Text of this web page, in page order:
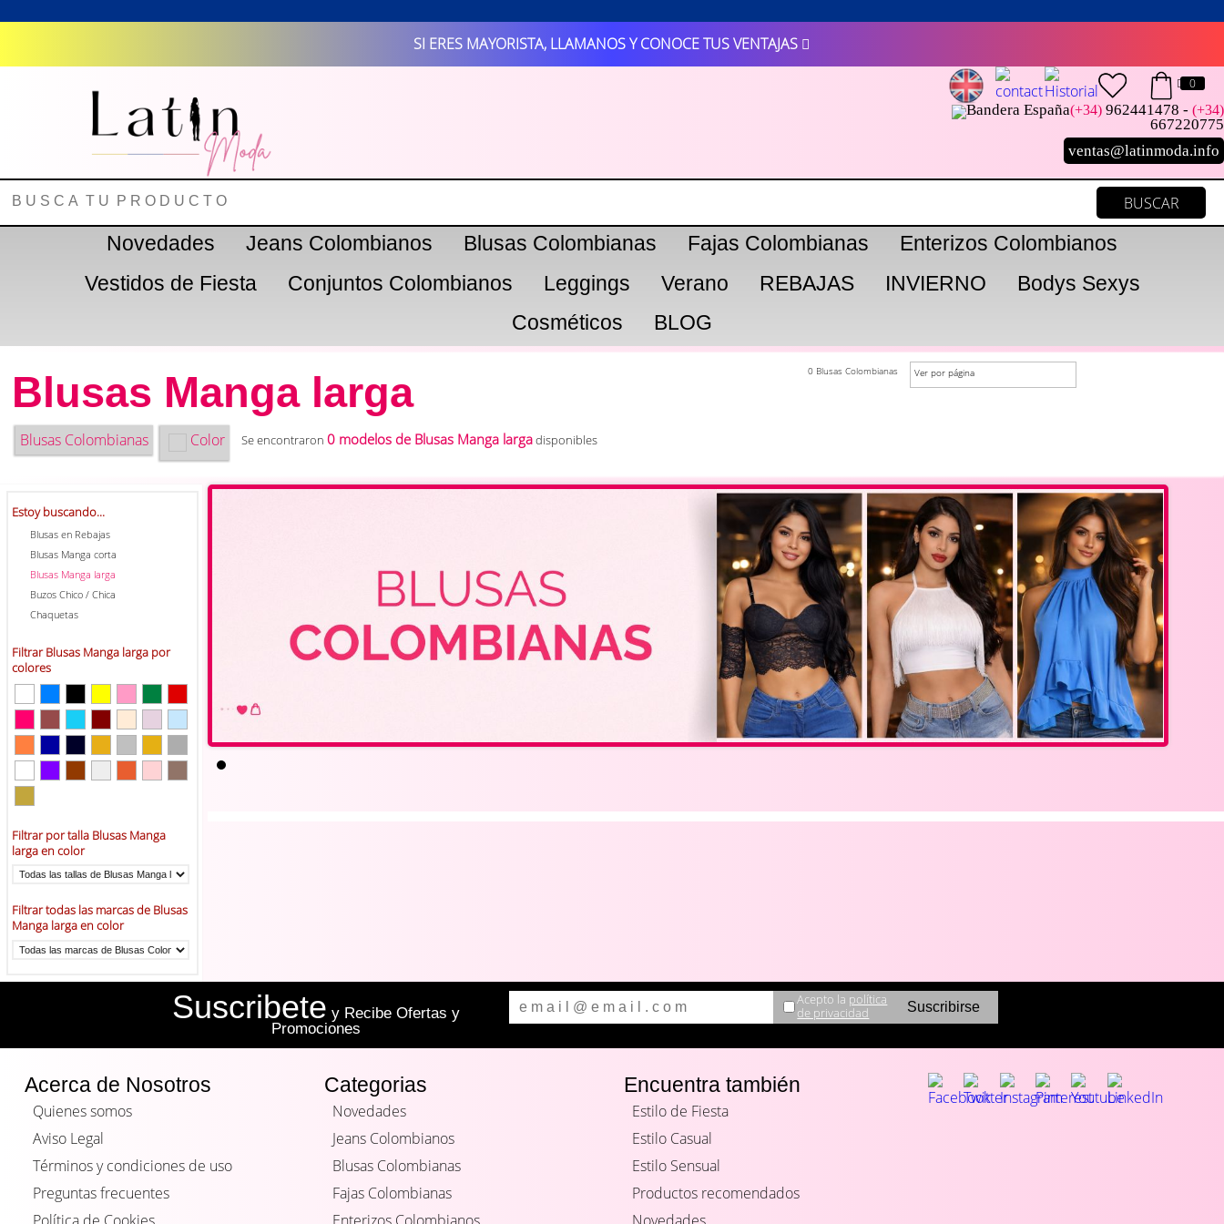
SI ERES MAYORISTA, LLAMANOS Y CONOCE TUS VENTAJAS
0
(+34)962441478 - (+34)
667220775
ventas@latinmoda.info
Novedades Jeans Colombianos Blusas Colombianas Fajas Colombianas
Enterizos Colombianos
Vestidos de Fiesta
Conjuntos Colombianos Leggings Verano REBAJAS INVIERNO
Bodys Sexys
Cosméticos
BLOG
Blusas Manga larga
Blusas Colombianas Color Se encontraron0 modelos de Blusas Manga largadisponibles
0 Blusas Colombianas Ver por página
Estoy buscando...
Blusas en Rebajas
Blusas Manga corta
Blusas Manga larga
Buzos Chico / Chica
Chaquetas
Filtrar Blusas Manga larga por
colores
Filtrar por talla Blusas Manga
larga en color
Filtrar todas las marcas de Blusas
Manga larga en color
Suscribete y Recibe Ofertas y
Promociones
Acepto la política
de privacidad
Acerca de Nosotros
Quienes somos
Aviso Legal
Términos y condiciones de uso
Preguntas frecuentes
Categorias
Novedades
Jeans Colombianos
Blusas Colombianas
Fajas Colombianas
Encuentra también
Estilo de Fiesta
Estilo Casual
Estilo Sensual
Productos recomendados